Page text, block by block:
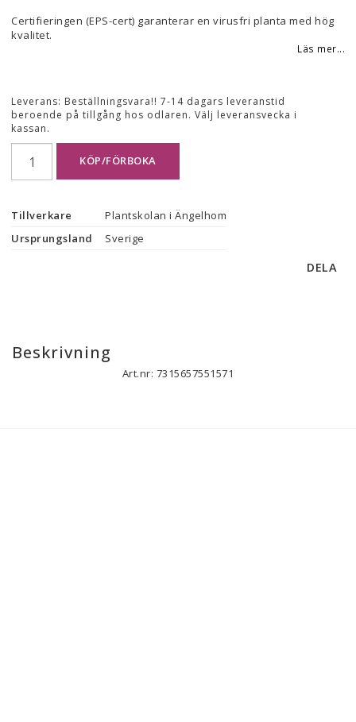
Certifieringen (EPS-cert) garanterar en virusfri planta med hög
kvalitet.
Läs mer...
Leverans: Beställningsvara!! 7-14 dagars leveranstid
beroende på tillgång hos odlaren. Välj leveransvecka i
kassan.
KÖP/FÖRBOKA
Tillverkare
Plantskolan i Ängelhom
Ursprungsland
Sverige
DELA
Beskrivning
Art.nr: 7315657551571